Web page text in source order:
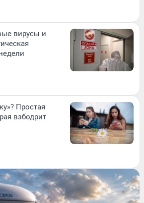
вирусы и
Простая
взбодрит